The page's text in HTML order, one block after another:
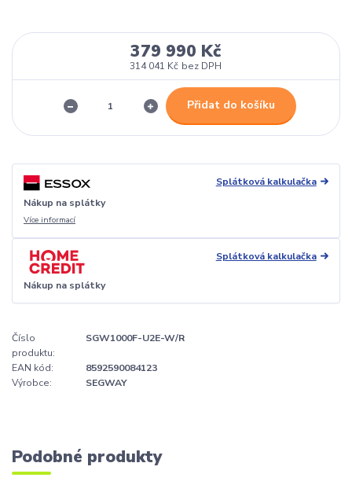
379 990 Kč
314 041 Kč bez DPH
Přidat do košíku
Splátková kalkulačka
Nákup na splátky
Více informací
Splátková kalkulačka
Nákup na splátky
Číslo
produktu:
SGW1000F-U2E-W/R
EAN kód:
8592590084123
Výrobce:
SEGWAY
Podobné produkty